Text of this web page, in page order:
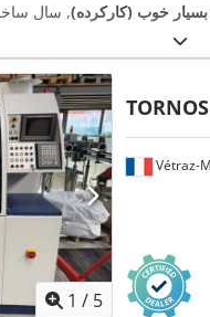
بسیار خوب (کارکرده), سال
1 / 5
Vétraz-
TORNOS